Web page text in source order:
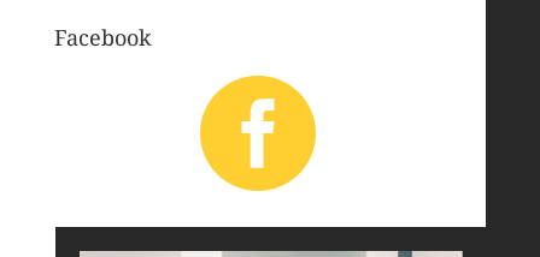
Facebook
